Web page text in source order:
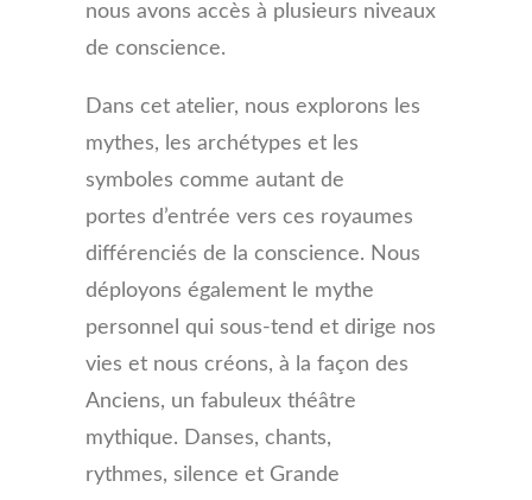
nous avons accès à plusieurs niveaux
de conscience.
Dans cet atelier, nous explorons les
mythes, les archétypes et les
symboles comme autant de
portes d’entrée vers ces royaumes
différenciés de la conscience. Nous
déployons également le mythe
personnel qui sous-tend et dirige nos
vies et nous créons, à la façon des
Anciens, un fabuleux théâtre
mythique. Danses, chants,
rythmes, silence et Grande